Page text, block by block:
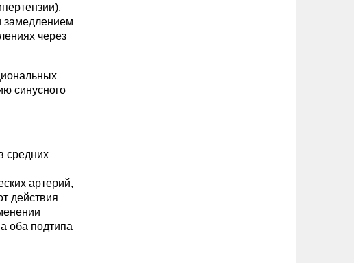
замедлением
через
синусного
средних
артерий,
действия
оба подтипа